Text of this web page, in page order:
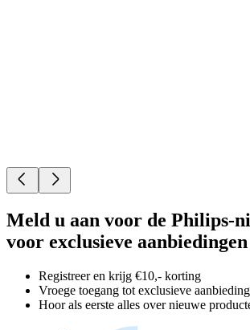
Meld u aan voor de Philips-
voor exclusieve aanbiedingen
Registreer en krijg €10,- korting
Vroege toegang tot exclusieve
Hoor als eerste alles over nieuwe